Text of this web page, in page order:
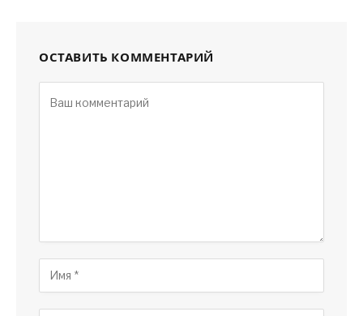
ОСТАВИТЬ КОММЕНТАРИЙ